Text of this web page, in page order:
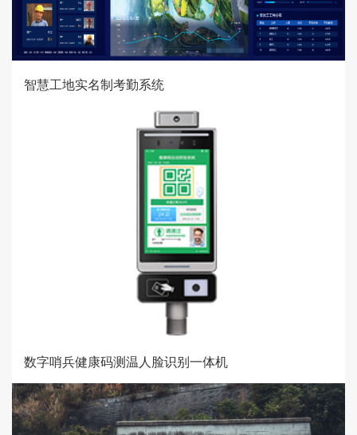
智慧工地实名制考勤系统
数字哨兵健康码测温人脸识别一体机